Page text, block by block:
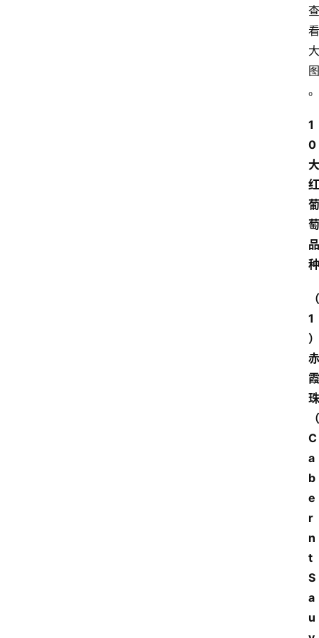
查
看
大
图
。
1
0
大
红
葡
萄
品
种
（
1
）
赤
霞
珠
（
C
a
b
e
r
n
t
S
a
u